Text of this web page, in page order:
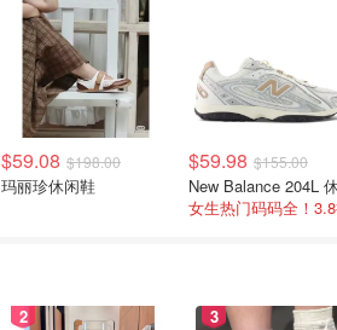
$59.08 $198.00
玛丽珍休闲鞋
$59.98 $155.00
女生热门码码全！
2 3